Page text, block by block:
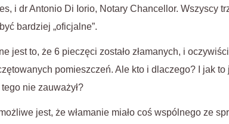
i dr Antonio Di Iorio, Notary Chancellor. Wszyscy
bardziej „oficjalne”.
jest to, że 6 pieczęci zostało złamanych, i
pomieszczeń. Ale kto i dlaczego? I jak
nie zauważył?
jest, że włamanie miało coś wspólnego ze